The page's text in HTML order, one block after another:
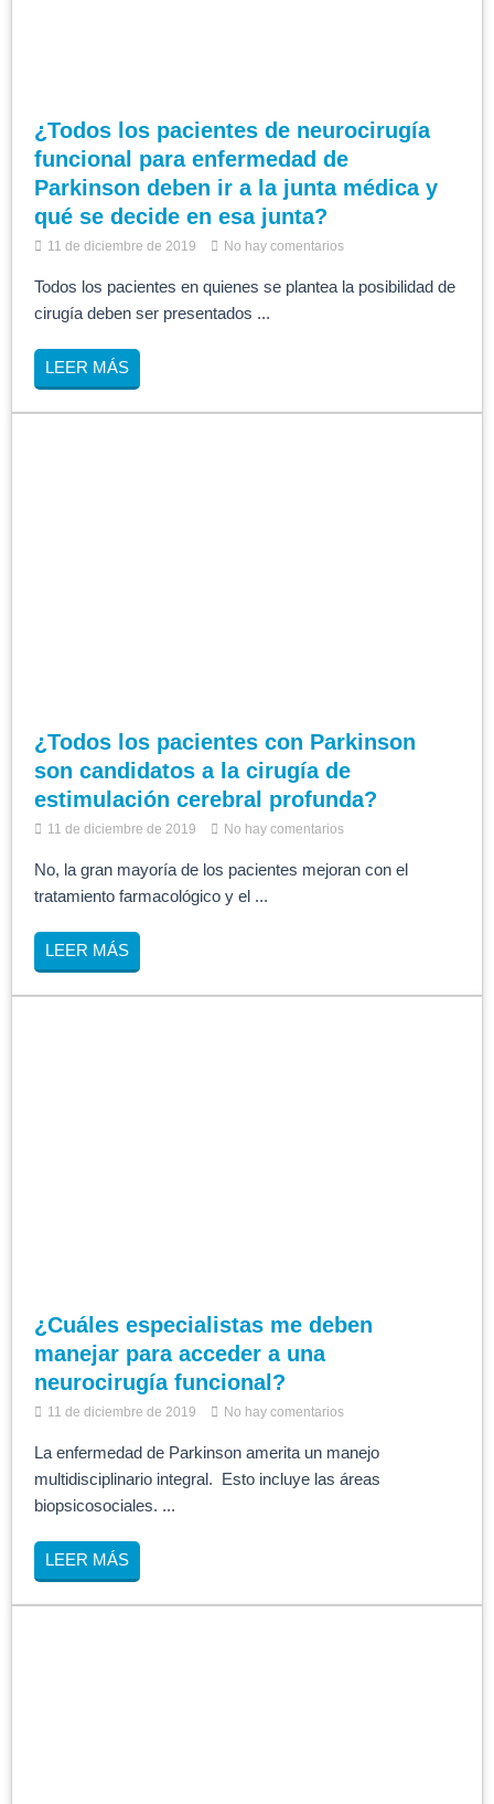
¿Todos los pacientes de neurocirugía
funcional para enfermedad de
Parkinson deben ir a la junta médica y
qué se decide en esa junta?
11 de diciembre de 2019 No hay comentarios
Todos los pacientes en quienes se plantea la posibilidad de
cirugía deben ser presentados ...
LEER MÁS
¿Todos los pacientes con Parkinson
son candidatos a la cirugía de
estimulación cerebral profunda?
11 de diciembre de 2019 No hay comentarios
No, la gran mayoría de los pacientes mejoran con el
tratamiento farmacológico y el ...
LEER MÁS
¿Cuáles especialistas me deben
manejar para acceder a una
neurocirugía funcional?
11 de diciembre de 2019 No hay comentarios
La enfermedad de Parkinson amerita un manejo
multidisciplinario integral. Esto incluye las áreas
biopsicosociales. ...
LEER MÁS